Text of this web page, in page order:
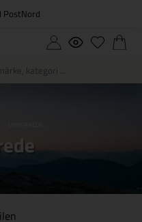
PostNord